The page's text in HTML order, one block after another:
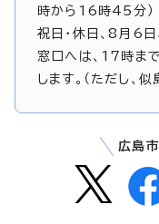
時から16時45分）
祝日・休日、8月6
窓口へは、17時ま
します。（ただし、
広島